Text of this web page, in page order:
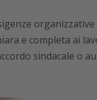
organizzative
e completa ai
sindacale o